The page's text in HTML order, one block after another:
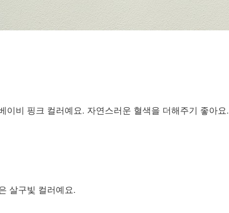
이비 핑크 컬러예요. 자연스러운 혈색을 더해주기 좋아요.
살구빛 컬러예요.